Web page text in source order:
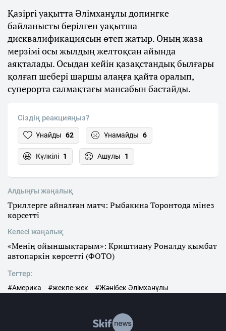
Қазіргі уақытта Әлімханұлы допингке
байланысты берілген уақытша
дисквалификациясын өтеп жатыр. Оның жаза
мерзімі осы жылдың желтоқсан айында
аяқталады. Осыдан кейін қазақстандық былғары
қолғап шебері шаршы алаңға қайта оралып,
суперорта салмақтағы мансабын бастайды.
Сіздің реакцияңыз?
Ұнайды 62 Ұнамайды 6
Күлкілі 1 Ашулы 1
Алдыңғы жаңалық
Триллерге айналған матч: Рыбакина Торонтода мінез
көрсетті
Келесі жаңалық
«Менің ойыншықтарым»: Криштиану Роналду қымбат
автопаркін көрсетті (ФОТО)
Тегтер:
#Америка #жекпе-жек #Жәнібек Әлімханұлы